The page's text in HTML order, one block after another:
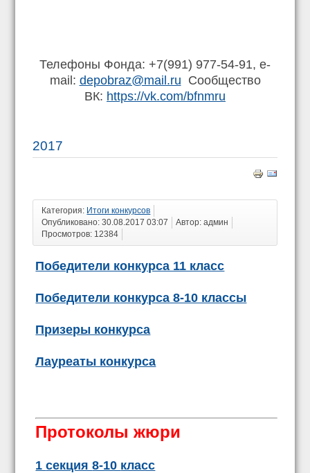
Телефоны Фонда: +7(991) 977-54-91, e-
mail: depobraz@mail.ru Сообщество
ВК: https://vk.com/bfnmru
2017
Категория: Итоги конкурсов
Опубликовано: 30.08.2017 03:07
Автор: админ
Просмотров: 12384
Победители конкурса 11 класс
Победители конкурса 8-10 классы
Призеры конкурса
Лауреаты конкурса
Протоколы жюри
1секция8-10 класс